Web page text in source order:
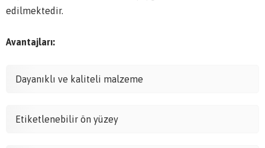
edilmektedir.
Avantajları:
Dayanıklı ve kaliteli malzeme
Etiketlenebilir ön yüzey